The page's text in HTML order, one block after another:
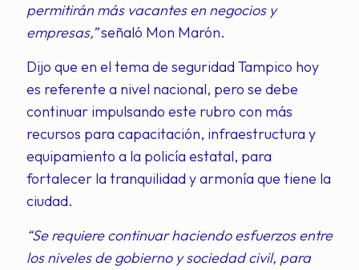
permitirán más vacantes en negocios y
empresas,”señaló Mon Marón.
Dijo que en el tema de seguridad Tampico hoy
es referente a nivel nacional, pero se debe
continuar impulsando este rubro con más
recursos para capacitación, infraestructura y
equipamiento a la policía estatal, para
fortalecer la tranquilidad y armonía que tiene la
ciudad.
“Se requiere continuar haciendo esfuerzos entre
los niveles de gobierno y sociedad civil, para